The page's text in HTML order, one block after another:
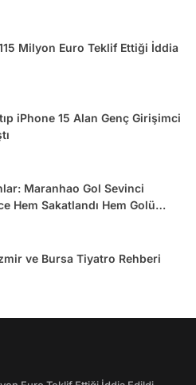
Milyon Euro Teklif Ettiği İddia
iPhone 15 Alan Genç Girişimci
Maranhao Gol Sevinci
Hem Sakatlandı Hem Golü
ve Bursa Tiyatro Rehberi